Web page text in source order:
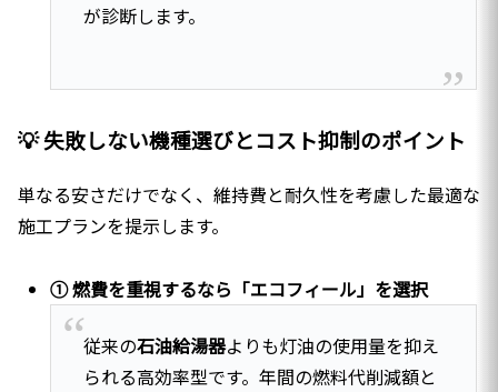
が診断します。
💡 失敗しない機種選びとコスト抑制のポイント
単なる安さだけでなく、維持費と耐久性を考慮した最適な
施工プランを提示します。
① 燃費を重視するなら「エコフィール」を選択
従来の石油給湯器よりも灯油の使用量を抑え
られる高効率型です。年間の燃料代削減額と